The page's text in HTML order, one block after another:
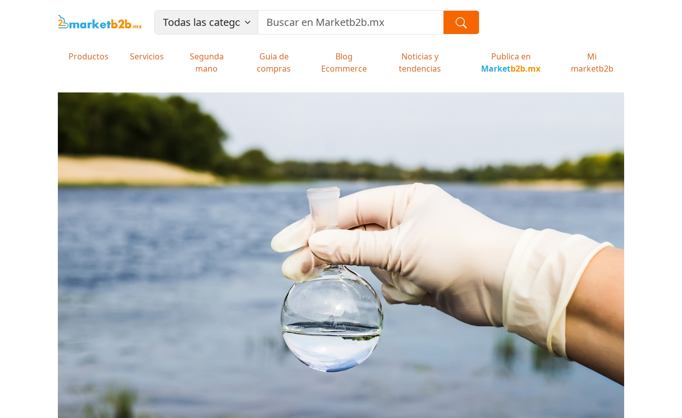
Productos Servicios
Segunda
mano
Guia de
compras
Blog
Ecommerce
Noticias y
tendencias
Publica en
Marketb2b.mx
Mi
marketb2b